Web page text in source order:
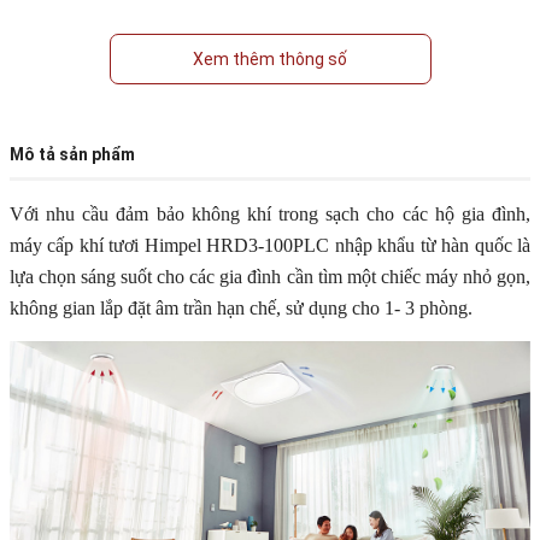
Xem thêm thông số
Mô tả sản phẩm
Với nhu cầu đảm bảo không khí trong sạch cho các hộ gia đình,
máy cấp khí tươi Himpel HRD3-100PLC nhập khẩu từ hàn quốc là
lựa chọn sáng suốt cho các gia đình cần tìm một chiếc máy nhỏ gọn,
không gian lắp đặt âm trần hạn chế, sử dụng cho 1- 3 phòng.